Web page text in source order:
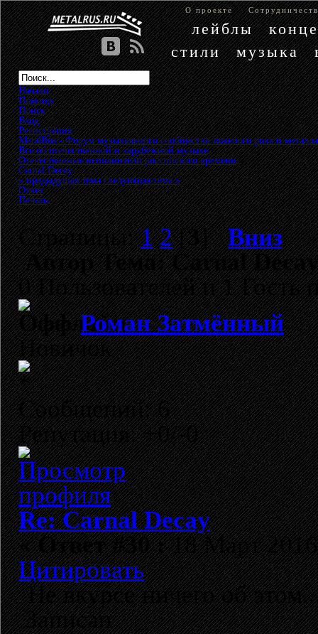
О проекте
лейблы
стили
музыка
Начало
Помощь
Поиск
Вход
Регистрация
MetalRus - Форум музыкального сообщества тяжелого рока и металла
Всё об отечественной и зарубежной музыке»
Отечественные исполнители российского времени»
Carnal Decay
« предыдущая тема следующая тема »
Ответ
Печать
Страницы:1 2[3]Вниз
АвторТема: Carnal
0 Пользователей и 1 Гость
Роман Затмённый
Новичок
Сообщений: 6
Репутация: +0/-0
Re: Carnal Decay
«Ответ #30 :18 Март
Цитировать
Не вкурсе ничего об
Записан